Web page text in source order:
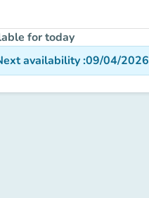
for today
availability:09/04/2026